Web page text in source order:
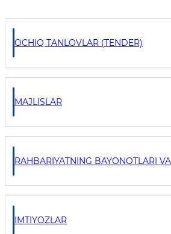
OCHIQ TANLOVLAR (TENDER)
MAJLISLAR
RAHBARIYATNING BAYONOTLARI
IMTIYOZLAR